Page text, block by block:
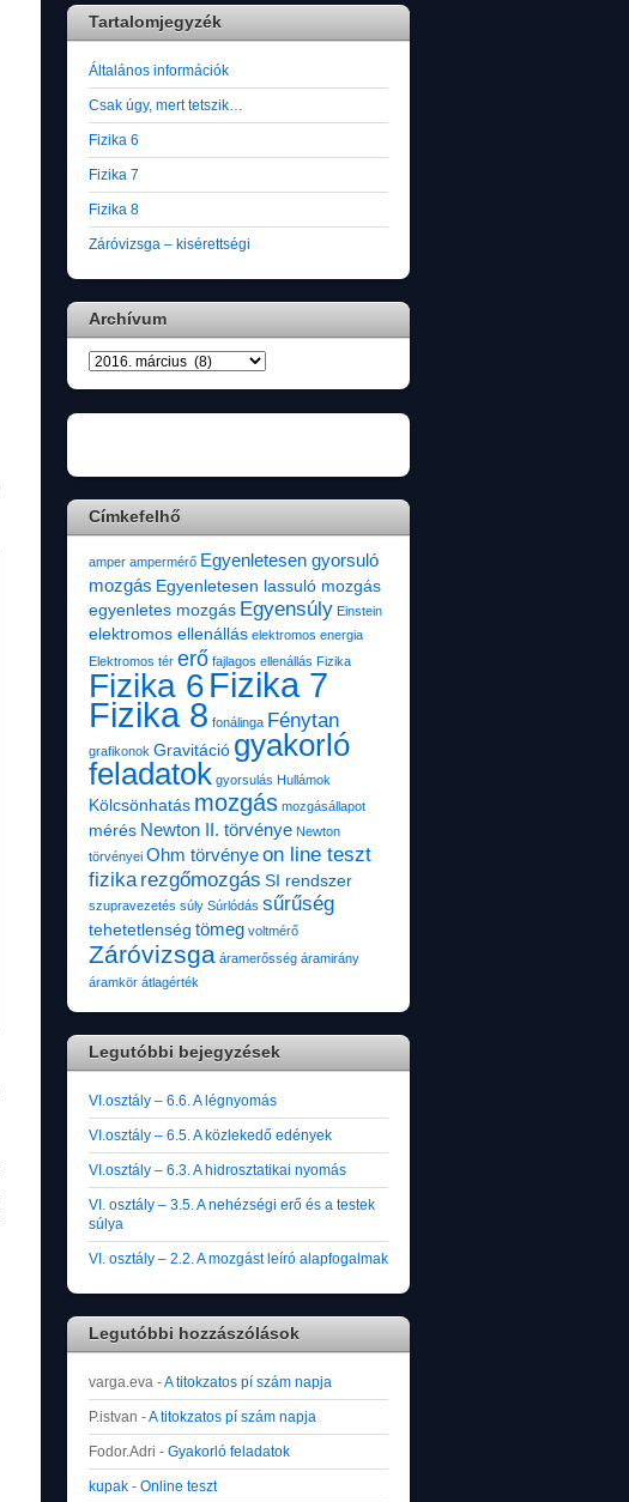
Tartalomjegyzék
Általános információk
Csak úgy, mert tetszik…
Fizika 6
Fizika 7
Fizika 8
Záróvizsga – kisérettségi
Archívum
Archívum
Címkefelhő
amper ampermérő Egyenletesen gyorsuló
mozgás Egyenletesen lassuló mozgás
egyenletes mozgás Egyensúly Einstein
elektromos ellenállás elektromos energia
Elektromos tér erő fajlagos ellenállás Fizika
Fizika 6Fizika 7
Fizika 8 fonálinga Fénytan
grafikonok Gravitáció gyakorló
feladatok gyorsulás Hullámok
Kölcsönhatás mozgás mozgásállapot
mérés Newton II. törvénye Newton
törvényei Ohm törvényeon line teszt
fizika rezgőmozgás SI rendszer
szupravezetés súly Súrlódás sűrűség
tehetetlenség tömeg voltmérő
Záróvizsga áramerősség áramirány
áramkör átlagérték
Legutóbbi bejegyzések
VI.osztály – 6.6. A légnyomás
VI.osztály – 6.5. A közlekedő edények
VI.osztály – 6.3. A hidrosztatikai nyomás
VI. osztály – 3.5. A nehézségi erő és a testek
súlya
VI. osztály – 2.2. A mozgást leíró alapfogalmak
Legutóbbi hozzászólások
varga.eva -A titokzatos pí szám napja
P.istvan -A titokzatos pí szám napja
Fodor.Adri - Gyakorló feladatok
kupak - Online teszt